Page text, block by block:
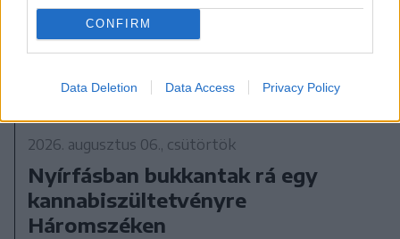
CONFIRM
Data Deletion Data Access Privacy Policy
2026. augusztus 06., csütörtök
Nyírfásban bukkantak rá egy
kannabiszültetvényre
Háromszéken